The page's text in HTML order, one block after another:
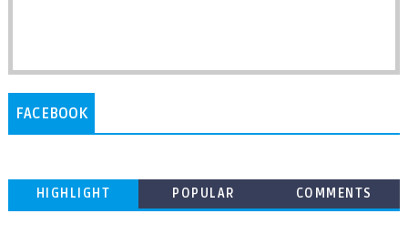
FACEBOOK
HIGHLIGHT POPULAR COMMENTS